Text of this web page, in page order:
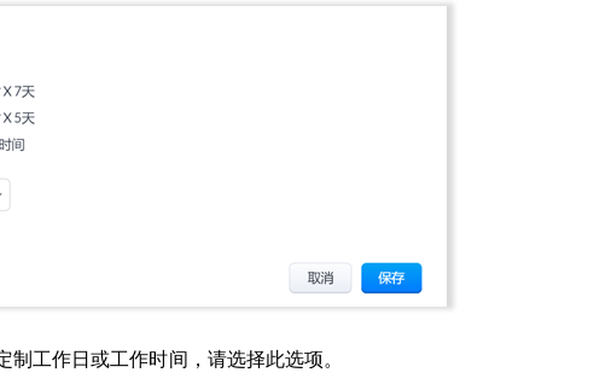
工作日或工作时间，请选择此选项。